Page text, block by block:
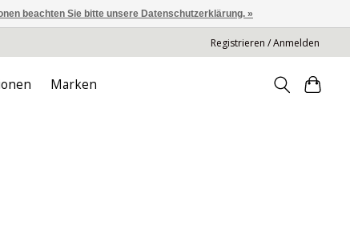
Registrieren / Anmelden
Marken
beachten Sie bitte unsere Datenschutzerklärung. »